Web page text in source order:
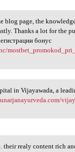
blog page, the
Thanks a lot for the
бонус
in Vijayawada, a
their realy content rich